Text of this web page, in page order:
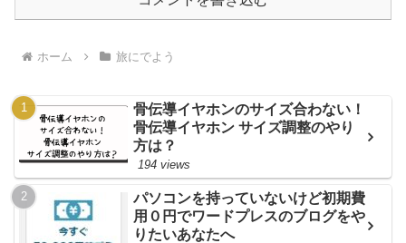
ホーム 旅にでよう
骨伝導イヤホンのサイズ合わない！
骨伝導イヤホン サイズ調整のやり
方は？
194 views
パソコンを持っていないけど初期費
用０円でワードプレスのブログをや
りたいあなたへ